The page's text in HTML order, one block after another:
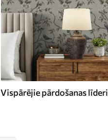
Vispārējie pārdošanas līderi